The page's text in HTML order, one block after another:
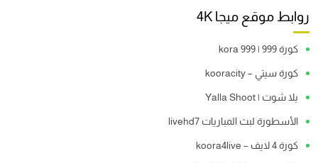
روابط موقع ميجا 4K
كورة 999 | kora 999
كورة سيتي – kooracity
يلا شوت | Yalla Shoot
الأسطورة لبث المباريات livehd7
كورة 4 لايف – koora4live